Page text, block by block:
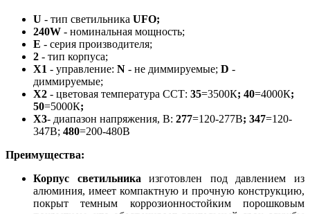
U - тип светильника UFO;
240W - номинальная мощность;
Е - серия производителя;
2 - тип корпуса;
Х1 - управление: N - не диммируемые; D -
диммируемые;
Х2 - цветовая температура ССТ: 35=3500К; 40=4000К;
50=5000К;
Х3- диапазон напряжения, В: 277=120-277В; 347=120-
347В; 480=200-480В
Преимущества:
Корпус светильника изготовлен под давлением из
алюминия, имеет компактную и прочную конструкцию,
покрыт темным коррозионностойким порошковым